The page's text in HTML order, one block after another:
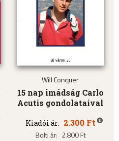
Will Conquer
15 nap imádság Carlo
Acutis gondolataival
Kiadói ár: 2.300 Ft
Bolti ár: 2.800 Ft